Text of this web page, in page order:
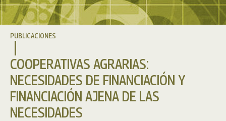
PUBLICACIONES
COOPERATIVAS AGRARIAS:
NECESIDADES DE FINANCIACIÓN Y
FINANCIACIÓN AJENA DE LAS
NECESIDADES